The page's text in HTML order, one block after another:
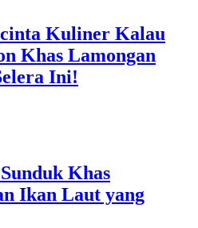
Kuliner Kalau
Khas Lamongan
Ini!
Khas
Ikan Laut yang